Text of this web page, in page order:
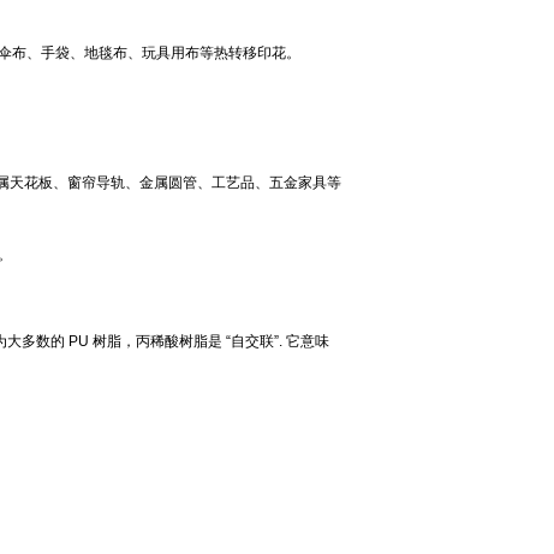
、手袋、地毯布、玩具用布等热转移印花。
花板、窗帘导轨、金属圆管、工艺品、五金家具等
多数的 PU 树脂，丙稀酸树脂是 “自交联”. 它意味